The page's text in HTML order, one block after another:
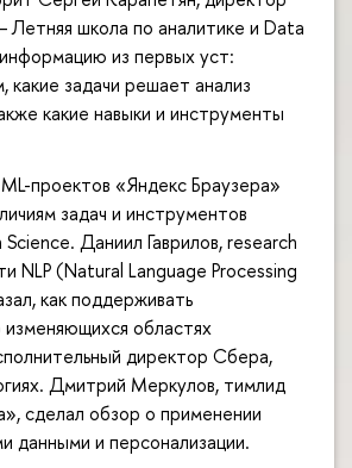
школа по аналитике и Data
из первых уст:
задачи решает анализ
какие навыки и инструменты
проектов «Яндекс Браузера»
задач и инструментов
Даниил Гаврилов, research
NLP (Natural Language Processing
как поддерживать
изменяющихся областях
директор Сбера,
Дмитрий Меркулов, тимлид
сделал обзор о применении
данными и персонализации.